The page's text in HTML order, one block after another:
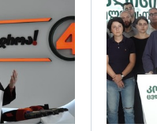
გადახედვა